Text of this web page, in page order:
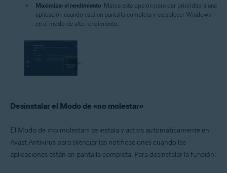
Maximizar el rendimiento: Marca esta opción para dar prioridad a una
aplicación cuando está en pantalla completa y establecer Windows
en el modo de alto rendimiento.
Desinstalar el Modo de «no molestar»
El Modo de «no molestar» se instala y activa automáticamente en
Avast Antivirus para silenciar las notificaciones cuando las
aplicaciones están en pantalla completa. Para desinstalar la función: